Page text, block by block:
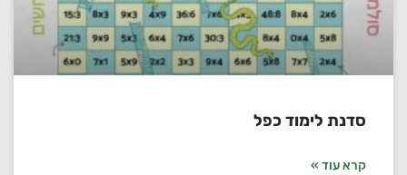
סדנת לימוד כפל
קרא עוד »